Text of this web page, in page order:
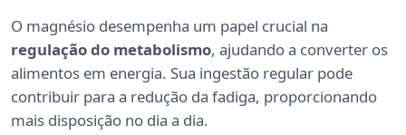
O magnésio desempenha um papel crucial na
regulação do metabolismo, ajudando a converter os
alimentos em energia. Sua ingestão regular pode
contribuir para a redução da fadiga, proporcionando
mais disposição no dia a dia.